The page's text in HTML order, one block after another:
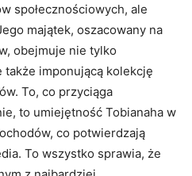
społecznościowych, ale
majątek, oszacowany na
obejmuje nie tylko
także imponującą kolekcję
To, co przyciąga
to umiejętność Tobianaha w
co potwierdzają
To wszystko sprawia, że